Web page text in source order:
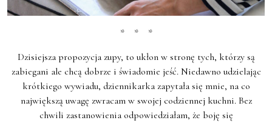
* * *
Dzisiejsza propozycja zupy, to ukłon w stronę tych, którzy są
zabiegani ale chcą dobrze i świadomie jeść. Niedawno udzielając
krótkiego wywiadu, dziennikarka zapytała się mnie, na co
największą uwagę zwracam w swojej codziennej kuchni. Bez
chwili zastanowienia odpowiedziałam, że boję się